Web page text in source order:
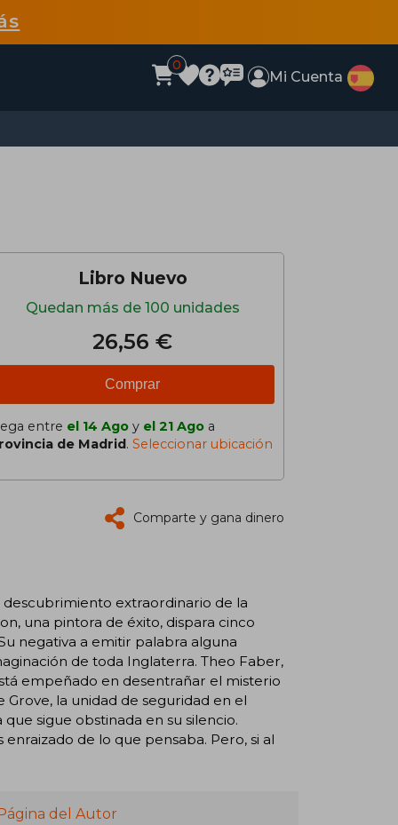
0
Mi Cuenta
Libro Nuevo
Quedan más de 100 unidades
26,56 €
Comprar
entre el 14 Ago y el 21 Ago a
de Madrid. Seleccionar ubicación
Comparte y gana dinero
extraordinario de la
una pintora de éxito, dispara cinco
negativa a emitir palabra alguna
de toda Inglaterra. Theo Faber,
empeñado en desentrañar el misterio
la unidad de seguridad en el
sigue obstinada en su silencio.
de lo que pensaba. Pero, si al
del Autor